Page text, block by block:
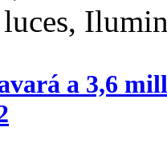
luces,
a 3,6